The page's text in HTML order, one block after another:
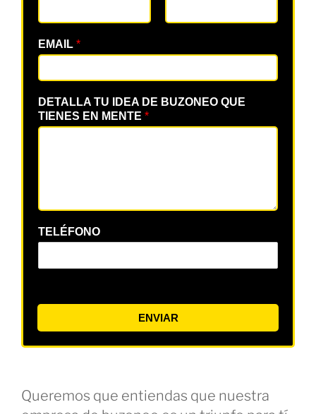
EMAIL *
DETALLA TU IDEA DE BUZONEO QUE
TIENES EN MENTE *
TELÉFONO
ENVIAR
Queremos que entiendas que nuestra